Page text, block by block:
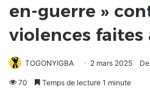
en-guerre »
violences faites
TOGONYIGBA 2 mars 2025
70 Temps de lecture 1 minute